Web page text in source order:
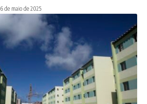
6 de maio de 2025